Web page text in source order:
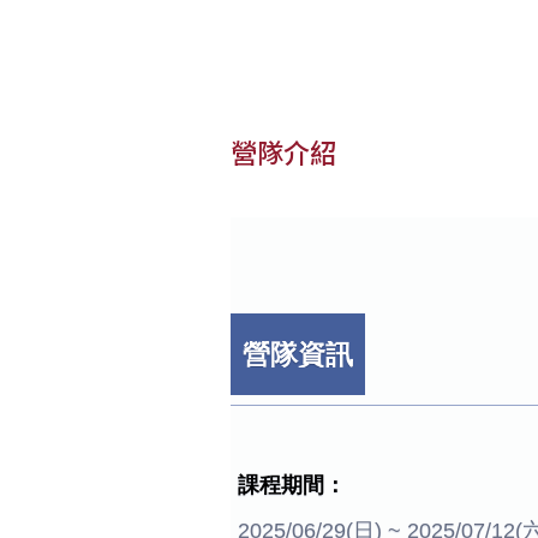
營隊介紹
營隊資訊
課程期間：
2025/06/29(日) ~ 2025/07/12(